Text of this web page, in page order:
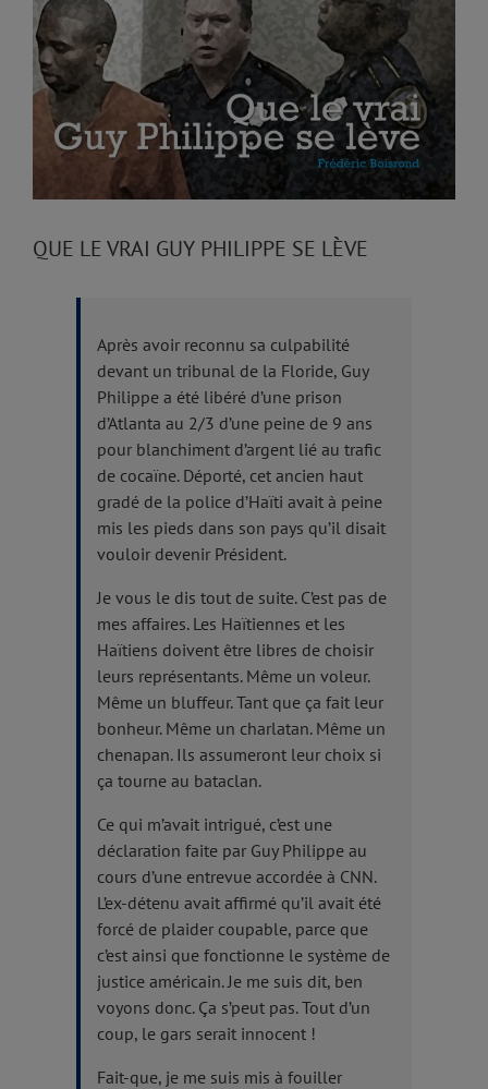
Image
QUE LE VRAI GUY PHILIPPE SE LÈVE
Après avoir reconnu sa culpabilité
devant un tribunal de la Floride, Guy
Philippe a été libéré d’une prison
d’Atlanta au 2/3 d’une peine de 9 ans
pour blanchiment d’argent lié au trafic
de cocaïne. Déporté, cet ancien haut
gradé de la police d’Haïti avait à peine
mis les pieds dans son pays qu’il disait
vouloir devenir Président.
Je vous le dis tout de suite. C’est pas de
mes affaires. Les Haïtiennes et les
Haïtiens doivent être libres de choisir
leurs représentants. Même un voleur.
Même un bluffeur. Tant que ça fait leur
bonheur. Même un charlatan. Même un
chenapan. Ils assumeront leur choix si
ça tourne au bataclan.
Ce qui m’avait intrigué, c’est une
déclaration faite par Guy Philippe au
cours d’une entrevue accordée à CNN.
L’ex-détenu avait affirmé qu’il avait été
forcé de plaider coupable, parce que
c’est ainsi que fonctionne le système de
justice américain. Je me suis dit, ben
voyons donc. Ça s’peut pas. Tout d’un
coup, le gars serait innocent !
Fait-que, je me suis mis à fouiller